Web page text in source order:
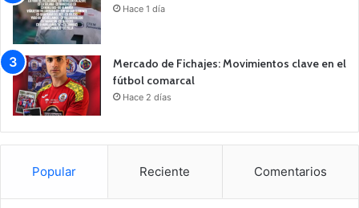
Hace 1 día
Mercado de Fichajes: Movimientos clave en el
fútbol comarcal
Hace 2 días
Popular Reciente Comentarios